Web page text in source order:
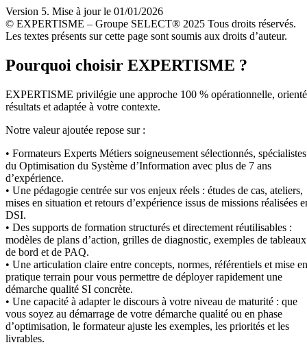
Version 5. Mise à jour le 01/01/2026
© EXPERTISME – Groupe SELECT® 2025 Tous droits réservés.
Les textes présents sur cette page sont soumis aux droits d’auteur.
Pourquoi choisir EXPERTISME ?
EXPERTISME privilégie une approche 100 % opérationnelle,
résultats et adaptée à votre contexte.
Notre valeur ajoutée repose sur :
• Formateurs Experts Métiers soigneusement sélectionnés, spécialistes
du Optimisation du Système d’Information avec plus de 7 ans
d’expérience.
• Une pédagogie centrée sur vos enjeux réels : études de cas, ateliers,
mises en situation et retours d’expérience issus de missions réalisées
DSI.
• Des supports de formation structurés et directement réutilisables :
modèles de plans d’action, grilles de diagnostic, exemples de tableaux
de bord et de PAQ.
• Une articulation claire entre concepts, normes, référentiels et mise en
pratique terrain pour vous permettre de déployer rapidement une
démarche qualité SI concrète.
• Une capacité à adapter le discours à votre niveau de maturité : que
vous soyez au démarrage de votre démarche qualité ou en phase
d’optimisation, le formateur ajuste les exemples, les priorités et les
livrables.